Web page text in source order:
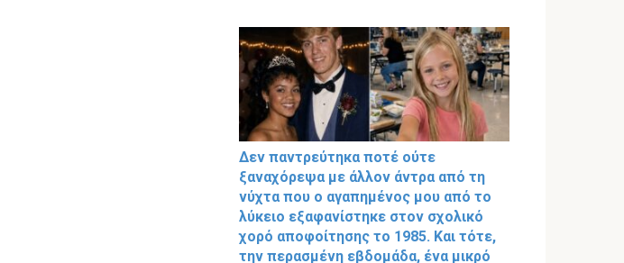
Δεν παντρεύτηκα ποτέ ούτε
ξαναχόρεψα με άλλον άντρα από τη
νύχτα που ο αγαπημένος μου από το
λύκειο εξαφανίστηκε στον σχολικό
χορό αποφοίτησης το 1985. Και τότε,
την περασμένη εβδομάδα, ένα μικρό